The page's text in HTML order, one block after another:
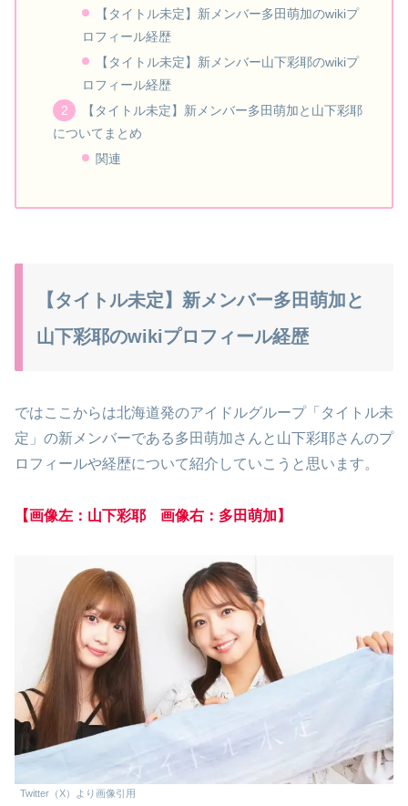
【タイトル未定】新メンバー多田萌加のwikiプ
ロフィール経歴
【タイトル未定】新メンバー山下彩耶のwikiプ
ロフィール経歴
【タイトル未定】新メンバー多田萌加と山下彩耶
についてまとめ
関連
【タイトル未定】新メンバー多田萌加と
山下彩耶のwikiプロフィール経歴
ではここからは北海道発のアイドルグループ「タイトル未
定」の新メンバーである多田萌加さんと山下彩耶さんのプ
ロフィールや経歴について紹介していこうと思います。
【画像左：山下彩耶 画像右：多田萌加】
Twitter（X）より画像引用